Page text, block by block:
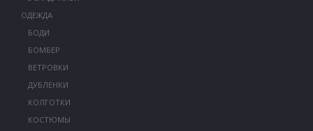
ОДЕЖДА
БОДИ
БОМБЕР
ВЕТРОВКИ
ДУБЛЕНКИ
КОЛГОТКИ
КОСТЮМЫ